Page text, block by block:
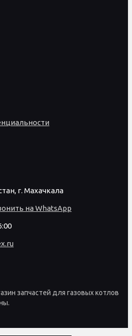
г. Махачкала
на WhatsApp
запчастей для газовых котлов